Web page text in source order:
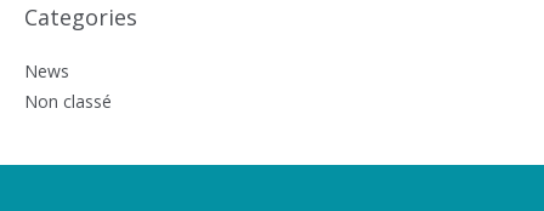
Categories
News
Non classé